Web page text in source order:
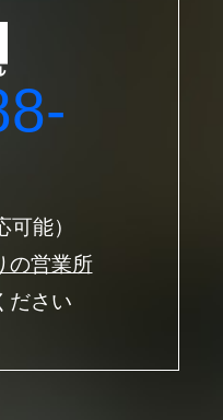
可能）
の営業所
ださい